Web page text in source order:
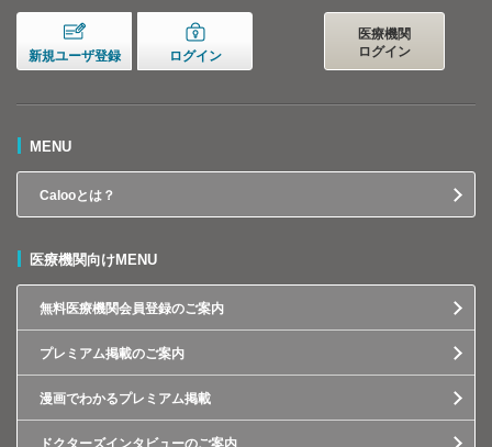
新規ユーザ登録 ログイン
医療機関
ログイン
MENU
Calooとは？
医療機関向けMENU
無料医療機関会員登録のご案内
プレミアム掲載のご案内
漫画でわかるプレミアム掲載
ドクターズインタビューのご案内